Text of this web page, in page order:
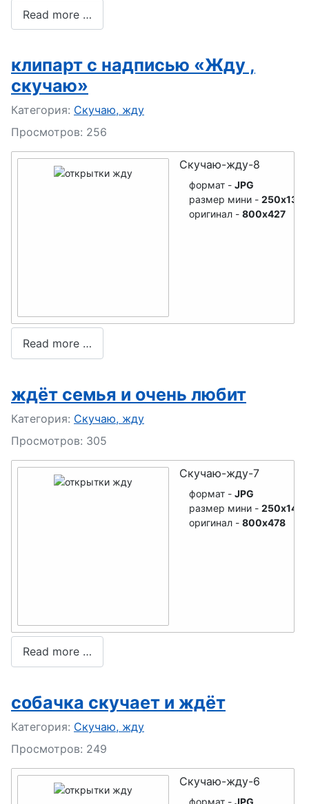
Read more …
клипарт с надписью «Жду ,
скучаю»
Подробности
Категория: Скучаю, жду
Просмотров: 256
Скучаю-жду-8
формат - JPG
размер мини - 250x133
оригинал - 800x427
Read more …
ждёт семья и очень любит
Подробности
Категория: Скучаю, жду
Просмотров: 305
Скучаю-жду-7
формат - JPG
размер мини - 250x149
оригинал - 800x478
Read more …
собачка скучает и ждёт
Подробности
Категория: Скучаю, жду
Просмотров: 249
Скучаю-жду-6
формат - JPG